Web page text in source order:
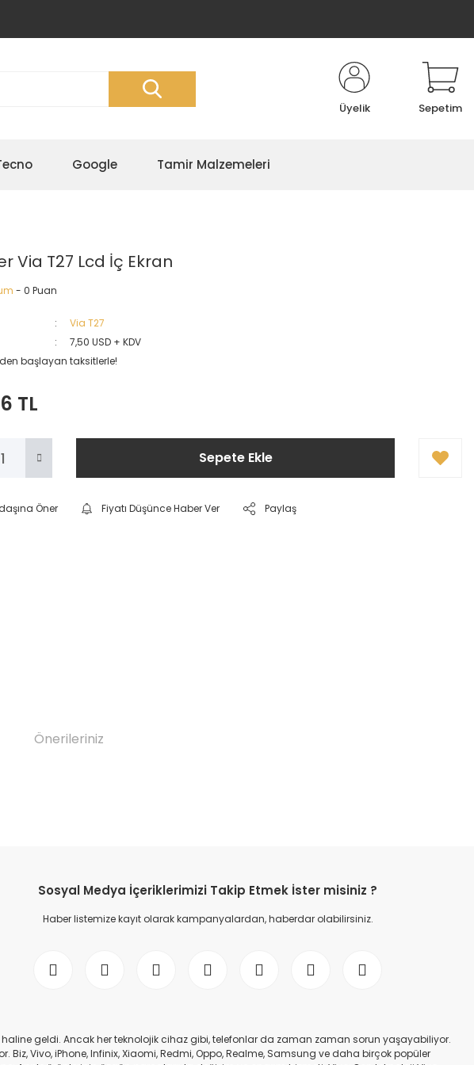
Üyelik Sepetim
Google Tamir Malzemeleri
Via T27 Lcd İç Ekran
- 0 Puan
Via T27
7,50 USD + KDV
başlayan taksitlerle!
TL
Sepete Ekle
Öner Fiyatı Düşünce Haber Ver Paylaş
Önerileriniz
Sosyal Medya İçeriklerimizi Takip Etmek İster misiniz ?
Haber listemize kayıt olarak kampanyalardan, haberdar olabilirsiniz.
haline geldi. Ancak her teknolojik cihaz gibi, telefonlar da zaman zaman sorun yaşayabiliyor.
Biz, Vivo, iPhone, Infinix, Xiaomi, Redmi, Oppo, Realme, Samsung ve daha birçok popüler